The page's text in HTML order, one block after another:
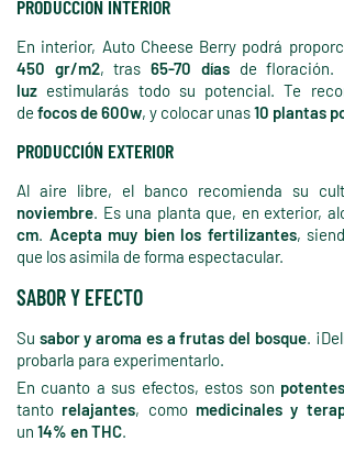
PRODUCCIÓN INTERIOR
En interior, Auto Cheese Berry podrá
450 gr/m2, tras65-70 díasde floración.
luz estimularás todo su potencial. Te
de focos de 600w, y colocar unas10 plantas
PRODUCCIÓN EXTERIOR
Al aire libre, el banco recomienda su
noviembre. Es una planta que, en exterior,
cm. Acepta muy bien los fertilizantes,
que los asimila de forma espectacular.
SABOR Y EFECTO
Su sabor y aroma es a frutas del bosque.
probarla para experimentarlo.
En cuanto a sus efectos, estos son potentes
tanto relajantes, como medicinales y
un 14% en THC.